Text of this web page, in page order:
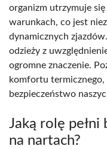
organizm utrzymuje
warunkach, co jest
dynamicznych
odzieży z
ogromne znaczenie.
komfortu termicznego,
bezpieczeństwo
Jaką rolę
na nartach?